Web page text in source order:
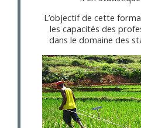
L’objectif de cette
les capacités des
dans le domaine des